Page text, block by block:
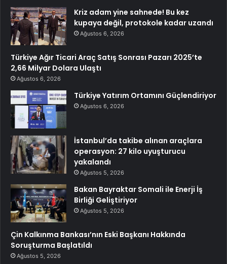
Kriz adam yine sahnede! Bu kez
kupaya değil, protokole kadar uzandı
Ağustos 6, 2026
Türkiye Ağır Ticari Araç Satış Sonrası Pazarı 2025’te
2,66 Milyar Dolara Ulaştı
Ağustos 6, 2026
Türkiye Yatırım Ortamını Güçlendiriyor
Ağustos 6, 2026
İstanbul’da takibe alınan araçlara
operasyon: 27 kilo uyuşturucu
yakalandı
Ağustos 5, 2026
Bakan Bayraktar Somali ile Enerji İş
Birliği Geliştiriyor
Ağustos 5, 2026
Çin Kalkınma Bankası’nın Eski Başkanı Hakkında
Soruşturma Başlatıldı
Ağustos 5, 2026